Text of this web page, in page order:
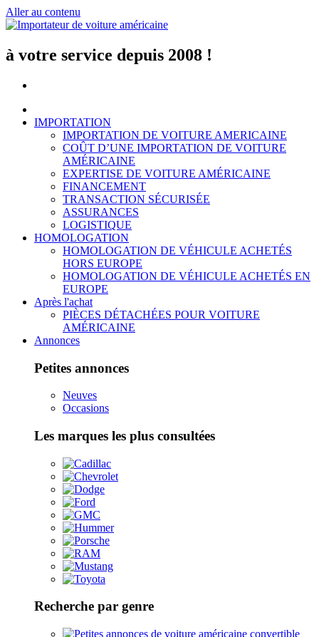
Aller au contenu
à votre service depuis 2008 !
IMPORTATION
IMPORTATION DE VOITURE AMERICAINE
COÛT D’UNE IMPORTATION DE VOITURE
AMÉRICAINE
EXPERTISE DE VOITURE AMÉRICAINE
FINANCEMENT
TRANSACTION SÉCURISÉE
ASSURANCES
LOGISTIQUE
HOMOLOGATION
HOMOLOGATION DE VÉHICULE ACHETÉS
HORS EUROPE
HOMOLOGATION DE VÉHICULE ACHETÉS EN
EUROPE
Après l'achat
PIÈCES DÉTACHÉES POUR VOITURE
AMÉRICAINE
Annonces
Petites annonces
Neuves
Occasions
Les marques les plus consultées
Recherche par genre